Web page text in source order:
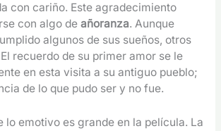
con cariño. Este agradecimiento
con algo de añoranza. Aunque
algunos de sus sueños, otros
recuerdo de su primer amor se le
en esta visita a su antiguo pueblo;
de lo que pudo ser y no fue.
lo emotivo es grande en la película. La